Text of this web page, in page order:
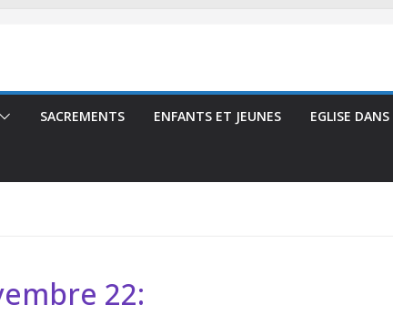
SACREMENTS ENFANTS ET JEUNES EGLISE
22: